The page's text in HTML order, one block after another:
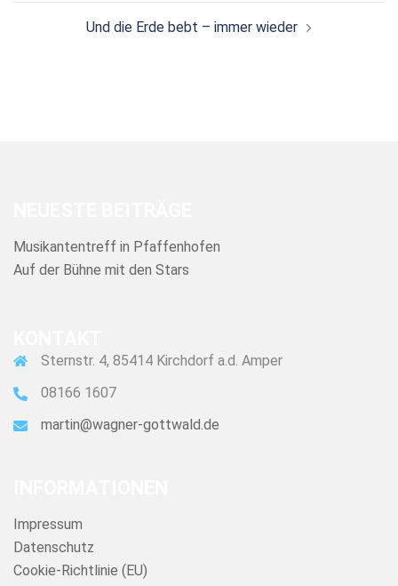
Und die Erde bebt – immer wieder
Musikantentreff in Pfaffenhofen
Auf der Bühne mit den Stars
Sternstr. 4, 85414 Kirchdorf a.d. Amper
08166 1607
martin@wagner-gottwald.de
Impressum
Datenschutz
Cookie-Richtlinie (EU)